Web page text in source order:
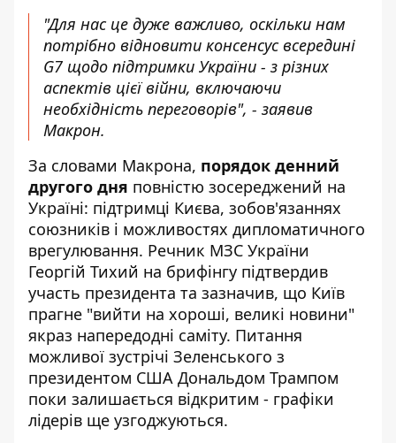
"Для нас це дуже важливо, оскільки нам
потрібно відновити консенсус всередині
G7 щодо підтримки України - з різних
аспектів цієї війни, включаючи
необхідність переговорів", - заявив
Макрон.
За словами Макрона, порядок денний
другого дня повністю зосереджений на
Україні: підтримці Києва, зобов'язаннях
союзників і можливостях дипломатичного
врегулювання. Речник МЗС України
Георгій Тихий на брифінгу підтвердив
участь президента та зазначив, що Київ
прагне "вийти на хороші, великі новини"
якраз напередодні саміту. Питання
можливої зустрічі Зеленського з
президентом США Дональдом Трампом
поки залишається відкритим - графіки
лідерів ще узгоджуються.